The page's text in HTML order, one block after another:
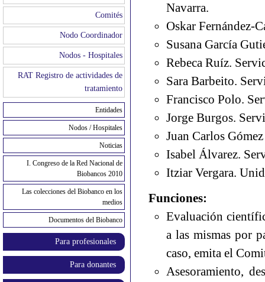
Comités
Nodo Coordinador
Nodos - Hospitales
RAT Registro de actividades de
tratamiento
Entidades
Nodos / Hospitales
Noticias
I. Congreso de la Red Nacional de
Biobancos 2010
Las colecciones del Biobanco en los
medios
Documentos del Biobanco
Para profesionales
Para donantes
Navarra.
Oskar Fernández-
Susana García
Rebeca Ruíz.
Sara Barbeito.
Francisco Polo.
Jorge Burgos.
Juan Carlos
Isabel Álvarez.
Itziar Vergara.
Funciones:
Evaluación
a las mismas por
caso, emita el
Asesoramiento,